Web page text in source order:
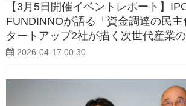
【3月5日開催イベントレポート】
FUNDINNOが語る「資金調達の民
タートアップ2社が描く次世代産業
2026-04-17 00:30